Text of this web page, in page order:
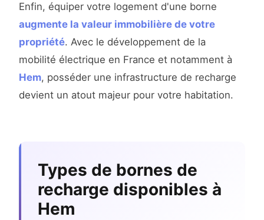
Enfin, équiper votre logement d'une borne
augmente la valeur immobilière de votre
propriété. Avec le développement de la
mobilité électrique en France et notamment à
Hem, posséder une infrastructure de recharge
devient un atout majeur pour votre habitation.
Types de bornes de
recharge disponibles à
Hem